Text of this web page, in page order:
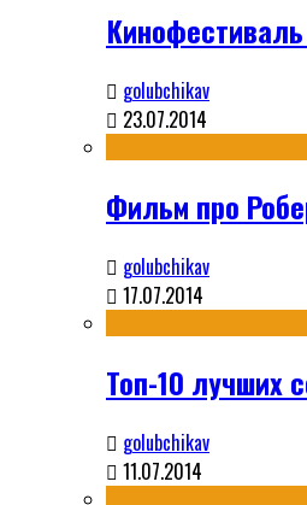
golubchikav
23.07.2014
Фильм про
golubchikav
17.07.2014
Топ-10 лучших
golubchikav
11.07.2014